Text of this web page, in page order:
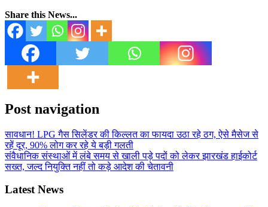
Share this News...
Post navigation
सावधान! LPG गैस सिलेंडर की किल्लत का फायदा उठा रहे ठग, ऐसे मैसेज से
रहें दूर, 90% लोग कर रहे ये बड़ी गलती
संवैधानिक संस्थाओं में लंबे समय से खाली पड़े पदों को लेकर झारखंड हाईकोर्ट
सख्त, जल्द नियुक्ति नहीं तो कड़े आदेश की चेतावनी
Latest News